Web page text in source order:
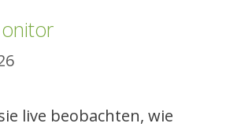
live beobachten, wie